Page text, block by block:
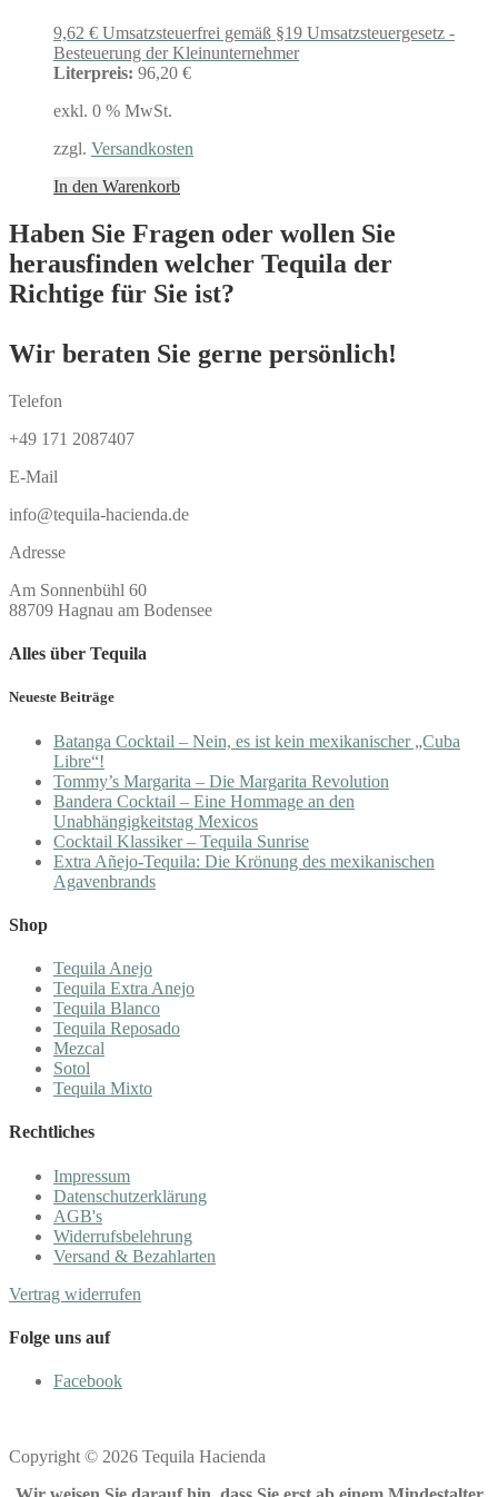
9,62 € Umsatzsteuerfrei gemäß §19 Umsatzsteuergesetz -
Besteuerung der Kleinunternehmer
Literpreis: 96,20 €
exkl. 0 % MwSt.
zzgl. Versandkosten
In den Warenkorb
Haben Sie Fragen oder wollen Sie
herausfinden welcher Tequila der
Richtige für Sie ist?
Wir beraten Sie gerne persönlich!
Telefon
+49 171 2087407
E-Mail
info@tequila-hacienda.de
Adresse
Am Sonnenbühl 60
88709 Hagnau am Bodensee
Alles über Tequila
Neueste Beiträge
Batanga Cocktail – Nein, es ist kein mexikanischer „Cuba
Libre“!
Tommy’s Margarita – Die Margarita Revolution
Bandera Cocktail – Eine Hommage an den
Unabhängigkeitstag Mexicos
Cocktail Klassiker – Tequila Sunrise
Extra Añejo-Tequila: Die Krönung des mexikanischen
Agavenbrands
Shop
Tequila Anejo
Tequila Extra Anejo
Tequila Blanco
Tequila Reposado
Mezcal
Sotol
Tequila Mixto
Rechtliches
Impressum
Datenschutzerklärung
AGB's
Widerrufsbelehrung
Versand & Bezahlarten
Vertrag widerrufen
Folge uns auf
Facebook
Copyright © 2026 Tequila Hacienda